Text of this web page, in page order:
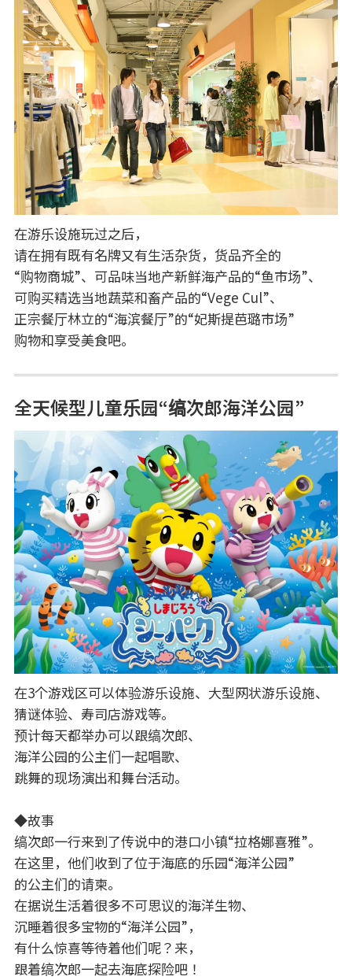
在游乐设施玩过之后，
请在拥有既有名牌又有生活杂货，货品齐全的
“购物商城”、可品味当地产新鲜海产品的“鱼市场”、
可购买精选当地蔬菜和畜产品的“Vege Cul”、
正宗餐厅林立的“海滨餐厅”的“妃斯提芭璐市场”
购物和享受美食吧。
全天候型儿童乐园“缟次郎海洋公园”
在3个游戏区可以体验游乐设施、大型网状游乐设施、
猜谜体验、寿司店游戏等。
预计每天都举办可以跟缟次郎、
海洋公园的公主们一起唱歌、
跳舞的现场演出和舞台活动。
◆故事
缟次郎一行来到了传说中的港口小镇“拉格娜喜雅”。
在这里，他们收到了位于海底的乐园“海洋公园”
的公主们的请柬。
在据说生活着很多不可思议的海洋生物、
沉睡着很多宝物的“海洋公园”，
有什么惊喜等待着他们呢？来，
跟着缟次郎一起去海底探险吧！